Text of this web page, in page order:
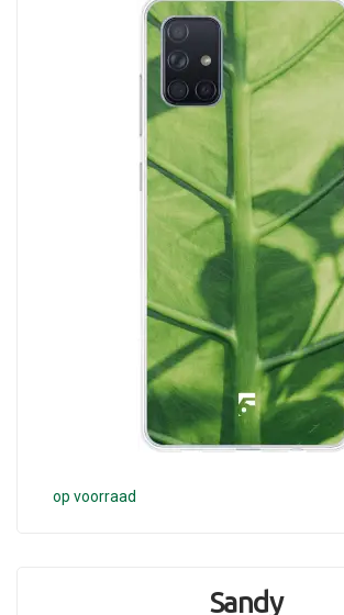
op voorraad
Sandy